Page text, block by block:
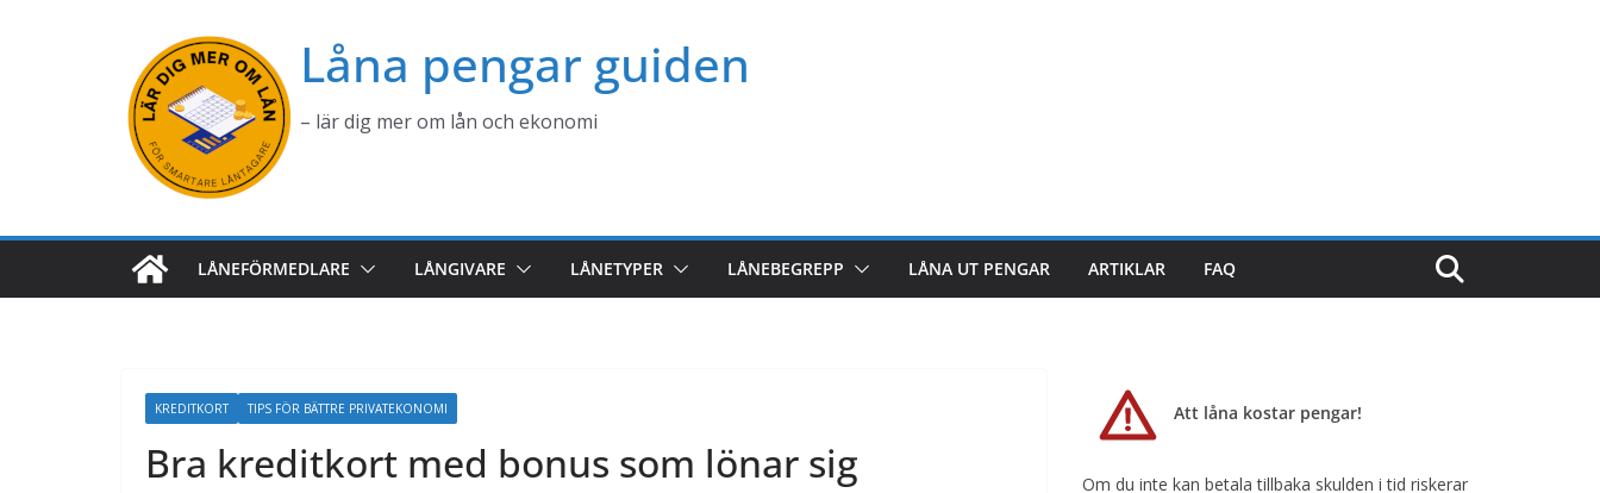
Låna pengar guiden
– lär dig mer om lån och ekonomi
LÅNEFÖRMEDLARE LÅNGIVARE LÅNETYPER LÅNEBEGREPP LÅNA UT PENGAR ARTIKLAR FAQ
KREDITKORT TIPS FÖR BÄTTRE PRIVATEKONOMI
Bra kreditkort med bonus som lönar sig
Att låna kostar pengar!
Om du inte kan betala tillbaka skulden i tid riskerar